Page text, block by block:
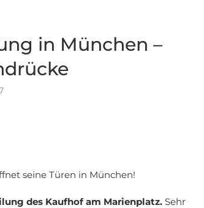
in München –
seine Türen in München!
des Kaufhof am Marienplatz.Sehr